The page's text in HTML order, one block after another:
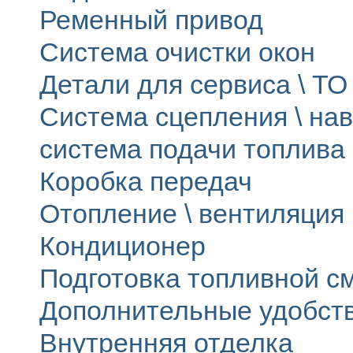
Ременный привод
Система очистки окон
Детали для сервиса \ ТО
Система сцепления \
система подачи топлива
Коробка передач
Отопление \ вентиляция
Кондиционер
Подготовка топливной
Дополнительные
Внутренняя отделка